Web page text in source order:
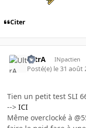
Citer
UltrA INpactien
Posté(e) le 31 août
Tien un petit test SLI
--> ICI
Même overclocké à